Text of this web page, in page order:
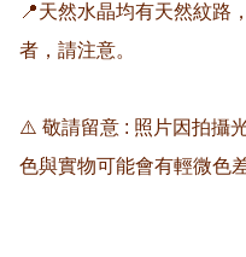
📍天然水晶均有天然紋路
者，請注意。
⚠️ 敬請留意 : 照片因拍攝
色與實物可能會有輕微色